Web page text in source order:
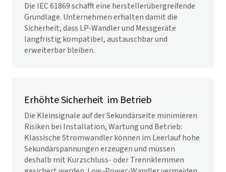
Die IEC 61869 schafft eine herstellerübergreifende
Grundlage. Unternehmen erhalten damit die
Sicherheit, dass LP-Wandler und Messgeräte
langfristig kompatibel, austauschbar und
erweiterbar bleiben.
Erhöhte Sicherheit ­ im Betrieb
Die Kleinsignale auf der Sekundärseite minimieren
Risiken bei Installation, Wartung und Betrieb:
Klassische Stromwandler können im Leerlauf hohe
Sekundärspannungen erzeugen und müssen
deshalb mit Kurzschluss- oder Trennklemmen